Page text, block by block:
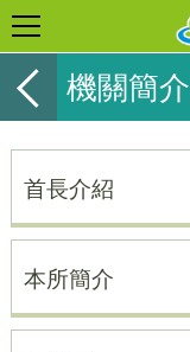
機關簡介
首長介紹
本所簡介